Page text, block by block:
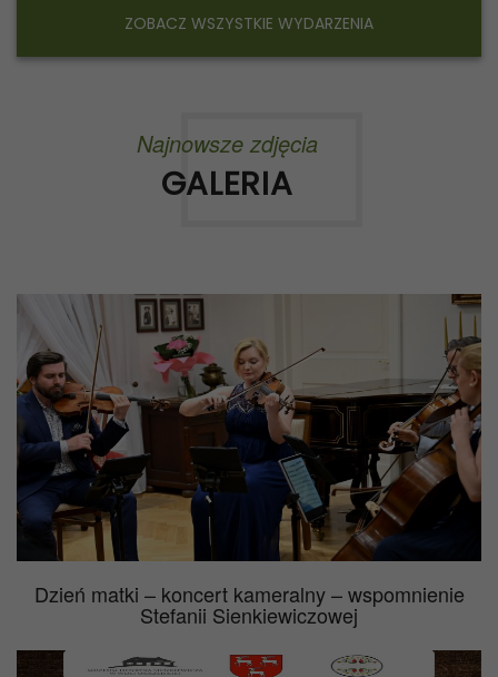
ZOBACZ WSZYSTKIE WYDARZENIA
Najnowsze zdjęcia
GALERIA
Dzień matki – koncert kameralny – wspomnienie
Stefanii Sienkiewiczowej